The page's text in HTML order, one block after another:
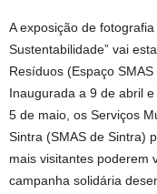
A exposição de
Sustentabilidade” vai
Resíduos (Espaço
Inaugurada a 9 de abril
5 de maio, os Serviços
Sintra (SMAS de Sintra)
mais visitantes poderem
campanha solidária